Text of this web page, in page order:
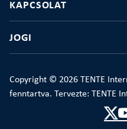
KAPCSOLAT
JOGI
Copyright © 2026 TENTE
fenntartva. Tervezte: TENTE